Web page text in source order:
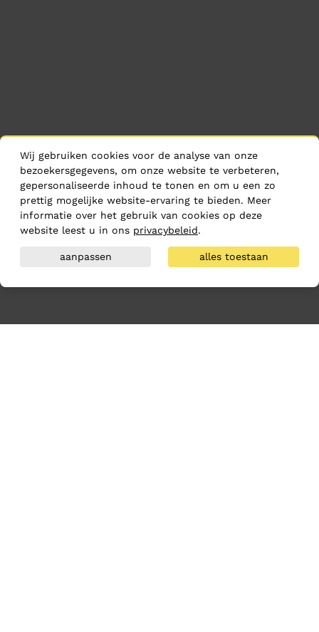
Wij gebruiken cookies voor de analyse van onze
bezoekersgegevens, om onze website te verbeteren,
gepersonaliseerde inhoud te tonen en om u een zo
prettig mogelijke website-ervaring te bieden. Meer
informatie over het gebruik van cookies op deze
website leest u in ons privacybeleid.
aanpassen alles toestaan